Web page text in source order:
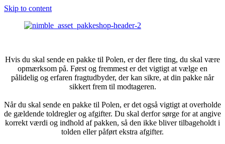
Skip to content
Hvis du skal sende en pakke til Polen, er der flere ting, du skal være
opmærksom på. Først og fremmest er det vigtigt at vælge en
pålidelig og erfaren fragtudbyder, der kan sikre, at din pakke når
sikkert frem til modtageren.
Når du skal sende en pakke til Polen, er det også vigtigt at overholde
de gældende toldregler og afgifter. Du skal derfor sørge for at angive
korrekt værdi og indhold af pakken, så den ikke bliver tilbageholdt i
tolden eller påført ekstra afgifter.